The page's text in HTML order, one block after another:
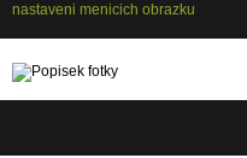
nastaveni menicich obrazku